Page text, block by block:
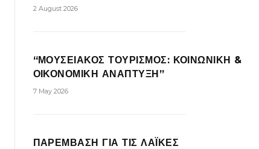
2 August 2026
“ΜΟΥΣΕΙΑΚΟΣ ΤΟΥΡΙΣΜΟΣ: ΚΟΙΝΩΝΙΚΗ &
ΟΙΚΟΝΟΜΙΚΗ ΑΝΑΠΤΥΞΗ”
7 May 2026
ΠΑΡΕΜΒΑΣΗ ΓΙΑ ΤΙΣ ΛΑΪΚΕΣ